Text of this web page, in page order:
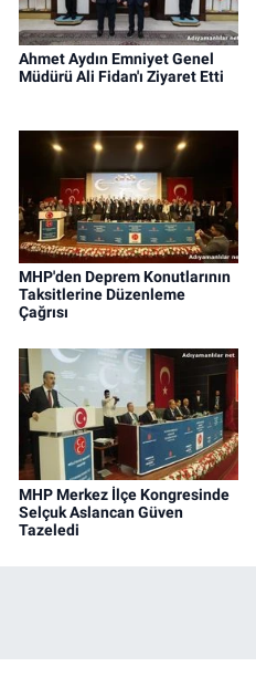
Ahmet Aydın Emniyet Genel
Müdürü Ali Fidan'ı Ziyaret Etti
MHP'den Deprem Konutlarının
Taksitlerine Düzenleme
Çağrısı
MHP Merkez İlçe Kongresinde
Selçuk Aslancan Güven
Tazeledi